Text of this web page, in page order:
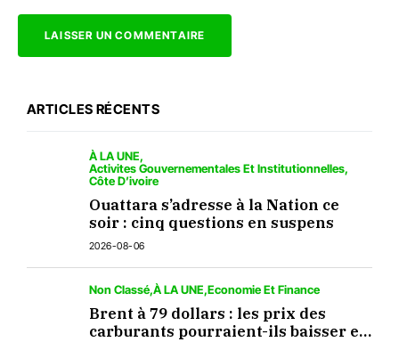
ARTICLES RÉCENTS
À LA UNE
Activites Gouvernementales Et Institutionnelles
Côte D’ivoire
Ouattara s’adresse à la Nation ce
soir : cinq questions en suspens
2026-08-06
Non Classé À LA UNE Economie Et Finance
Brent à 79 dollars : les prix des
carburants pourraient-ils baisser en